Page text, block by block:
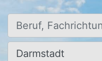
Beruf, Fachrichtung, Firma
Ort, Stadt